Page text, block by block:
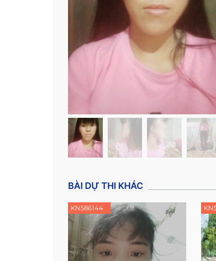
BÀI DỰ THI KHÁC
KN586144